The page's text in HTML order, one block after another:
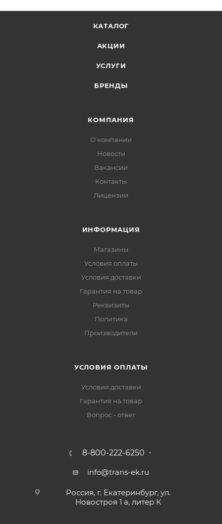
КАТАЛОГ
АКЦИИ
УСЛУГИ
БРЕНДЫ
КОМПАНИЯ
О компании
Новости
Вакансии
Контакты
Лицензии
ИНФОРМАЦИЯ
Магазины
Условия оплаты
Условия доставки
Гарантия на товар
Реквизиты
Политика
Производители
УСЛОВИЯ ОПЛАТЫ
Условия доставки
Гарантия на товар
Вопрос - ответ
8-800-222-6250
info@trans-ek.ru
Россия, г. Екатеринбург, ул.
Новостроя 1 а, литер К